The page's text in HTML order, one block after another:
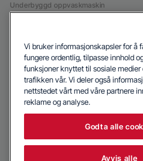
Underbyggd oppvaskmaskin
© 2026 Blomberg Privacy Policy
Vi bruker informasjonskapsler for å
fungere ordentlig, tilpasse innhold
funksjoner knyttet til sosiale medier
trafikken vår. Vi deler også
nettstedet vårt med våre partnere
reklame og analyse.
Godta alle
Avvis alle